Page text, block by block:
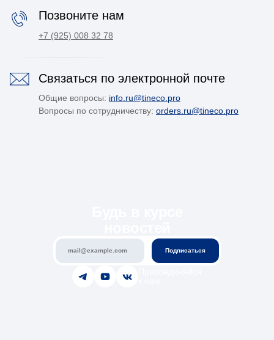
Подписаться